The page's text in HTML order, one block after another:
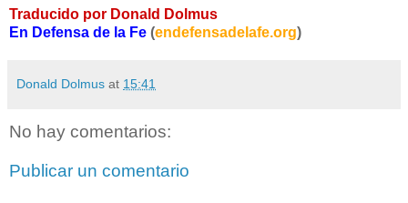
Traducido por Donald Dolmus
En Defensa de la Fe (endefensadelafe.org)
Donald Dolmus at 15:41
No hay comentarios:
Publicar un comentario